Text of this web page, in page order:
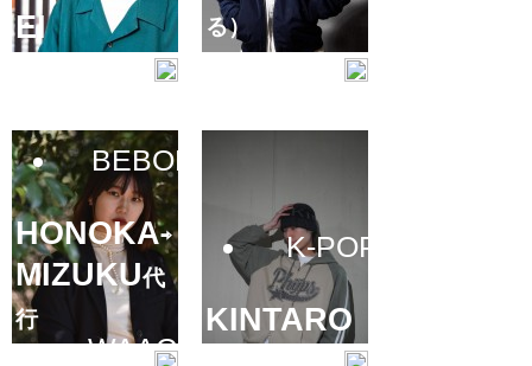
EI
る）
BEBOP
HONOKA⇨
MIZUKU代
行
K-POP
KINTARO
WAACK